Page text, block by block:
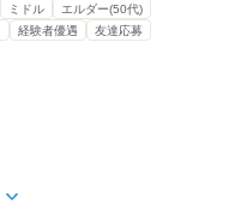
ミドル
エルダー(50代)
経験者優遇 友達応募